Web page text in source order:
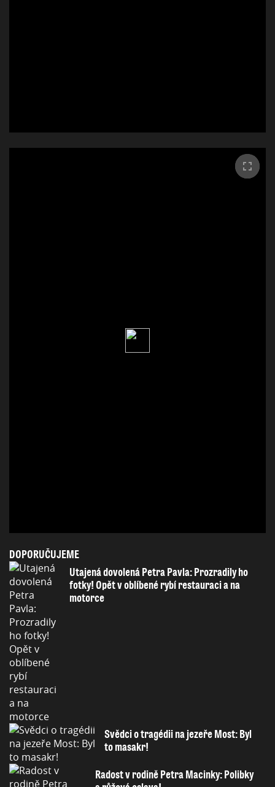
DOPORUČUJEME
Utajená dovolená Petra Pavla: Prozradily ho
fotky! Opět v oblíbené rybí restauraci a na
motorce
Svědci o tragédii na jezeře Most: Byl
to masakr!
Radost v rodině Petra Macinky: Polibky